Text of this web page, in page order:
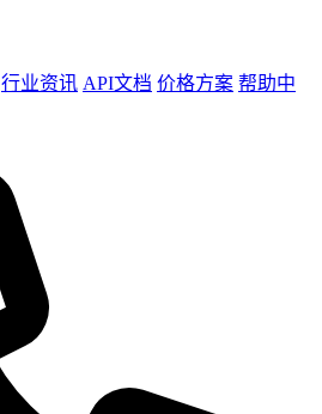
行业资讯 API文档 价格方案 帮助中